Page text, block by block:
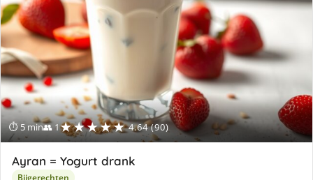
⏱ 5 min👥 1★★★★★ 4.64 (90)
Ayran = Yogurt drank
Bijgerechten